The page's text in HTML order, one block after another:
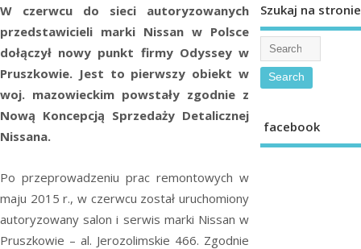
W czerwcu do sieci autoryzowanych
przedstawicieli marki Nissan w Polsce
dołączył nowy punkt firmy Odyssey w
Pruszkowie. Jest to pierwszy obiekt w
woj. mazowieckim powstały zgodnie z
Nową Koncepcją Sprzedaży Detalicznej
Nissana.
Po przeprowadzeniu prac remontowych w
maju 2015 r., w czerwcu został uruchomiony
autoryzowany salon i serwis marki Nissan w
Pruszkowie – al. Jerozolimskie 466. Zgodnie
Szukaj na stronie
facebook